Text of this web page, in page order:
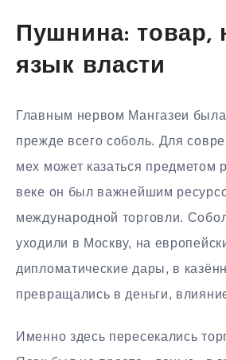
Пушнина: товар,
язык власти
Главным нервом Мангазеи
прежде всего соболь. Для
мех может казаться предметом
веке он был важнейшим
международной торговли.
уходили в Москву, на
дипломатические дары, в
превращались в деньги,
Именно здесь пересекались